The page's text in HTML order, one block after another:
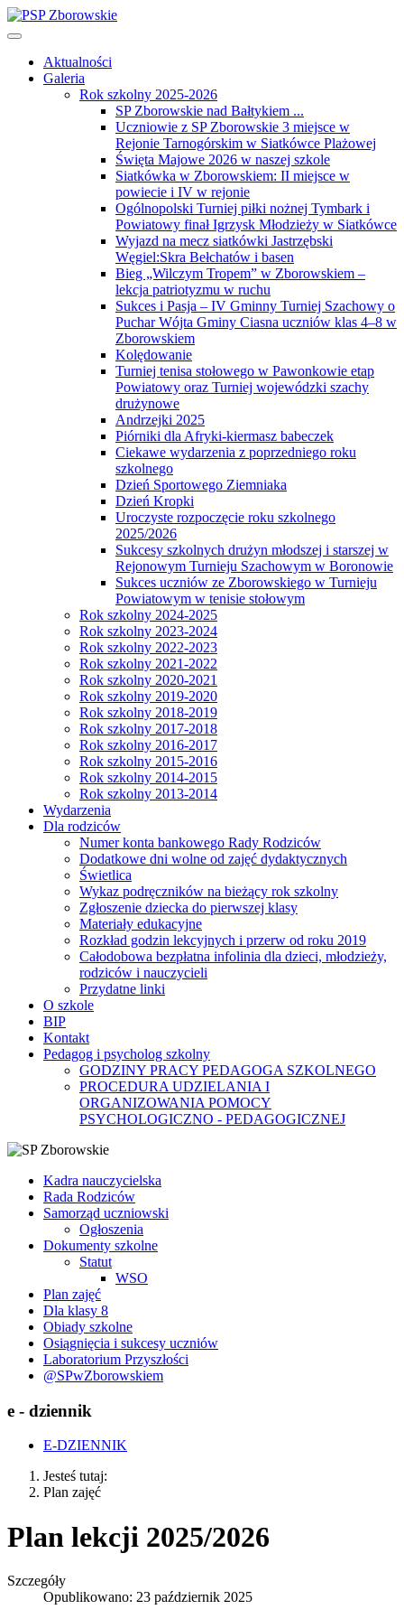
Aktualności
Galeria
Rok szkolny 2025-2026
SP Zborowskie nad Bałtykiem ...
Uczniowie z SP Zborowskie 3 miejsce w
Rejonie Tarnogórskim w Siatkówce Plażowej
Święta Majowe 2026 w naszej szkole
Siatkówka w Zborowskiem: II miejsce w
powiecie i IV w rejonie
Ogólnopolski Turniej piłki nożnej Tymbark i
Powiatowy finał Igrzysk Młodzieży w Siatkówce
Wyjazd na mecz siatkówki Jastrzębski
Węgiel:Skra Bełchatów i basen
Bieg „Wilczym Tropem” w Zborowskiem –
lekcja patriotyzmu w ruchu
Sukces i Pasja – IV Gminny Turniej Szachowy o
Puchar Wójta Gminy Ciasna uczniów klas 4–8 w
Zborowskiem
Kolędowanie
Turniej tenisa stołowego w Pawonkowie etap
Powiatowy oraz Turniej wojewódzki szachy
drużynowe
Andrzejki 2025
Piórniki dla Afryki-kiermasz babeczek
Ciekawe wydarzenia z poprzedniego roku
szkolnego
Dzień Sportowego Ziemniaka
Dzień Kropki
Uroczyste rozpoczęcie roku szkolnego
2025/2026
Sukcesy szkolnych drużyn młodszej i starszej w
Rejonowym Turnieju Szachowym w Boronowie
Sukces uczniów ze Zborowskiego w Turnieju
Powiatowym w tenisie stołowym
Rok szkolny 2024-2025
Rok szkolny 2023-2024
Rok szkolny 2022-2023
Rok szkolny 2021-2022
Rok szkolny 2020-2021
Rok szkolny 2019-2020
Rok szkolny 2018-2019
Rok szkolny 2017-2018
Rok szkolny 2016-2017
Rok szkolny 2015-2016
Rok szkolny 2014-2015
Rok szkolny 2013-2014
Wydarzenia
Dla rodziców
Numer konta bankowego Rady Rodziców
Dodatkowe dni wolne od zajęć dydaktycznych
Świetlica
Wykaz podręczników na bieżący rok szkolny
Zgłoszenie dziecka do pierwszej klasy
Materiały edukacyjne
Rozkład godzin lekcyjnych i przerw od roku 2019
Całodobowa bezpłatna infolinia dla dzieci, młodzieży,
rodziców i nauczycieli
Przydatne linki
O szkole
BIP
Kontakt
Pedagog i psycholog szkolny
GODZINY PRACY PEDAGOGA SZKOLNEGO
PROCEDURA UDZIELANIA I
ORGANIZOWANIA POMOCY
PSYCHOLOGICZNO - PEDAGOGICZNEJ
Kadra nauczycielska
Rada Rodziców
Samorząd uczniowski
Ogłoszenia
Dokumenty szkolne
Statut
WSO
Plan zajęć
Dla klasy 8
Obiady szkolne
Osiągnięcia i sukcesy uczniów
Laboratorium Przyszłości
@SPwZborowskiem
e - dziennik
E-DZIENNIK
Jesteś tutaj:
Plan zajęć
Plan lekcji 2025/2026
Szczegóły
Opublikowano: 23 październik 2025